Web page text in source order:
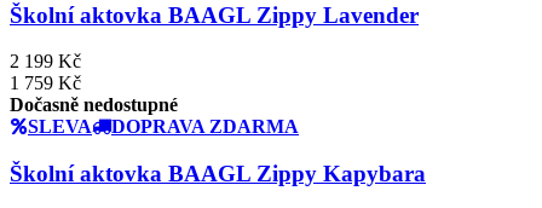
Školní aktovka BAAGL Zippy Lavender
2 199 Kč
1 759 Kč
Dočasně nedostupné
SLEVA
DOPRAVA ZDARMA
Školní aktovka BAAGL Zippy Kapybara